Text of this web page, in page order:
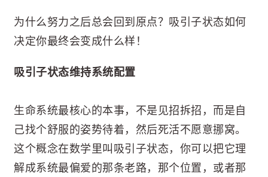
为什么努力之后总会回到原点？吸引子状态如何
决定你最终会变成什么样！
吸引子状态维持系统配置
生命系统最核心的本事，不是见招拆招，而是自
己找个舒服的姿势待着，然后死活不愿意挪窝。
这个概念在数学里叫吸引子状态，你可以把它理
解成系统最偏爱的那条老路，那个位置，或者那